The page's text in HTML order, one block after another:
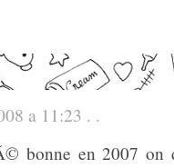
a 11:23 . .
bonne en 2007 on